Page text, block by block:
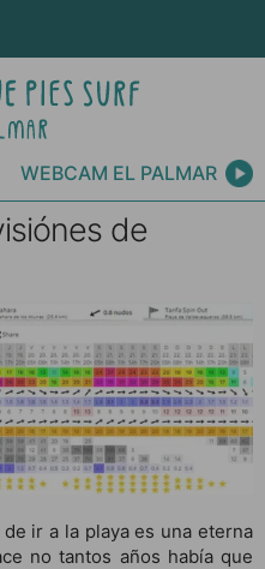
WEBCAM EL PALMAR
de
ir a la playa es una eterna
no tantos años había que